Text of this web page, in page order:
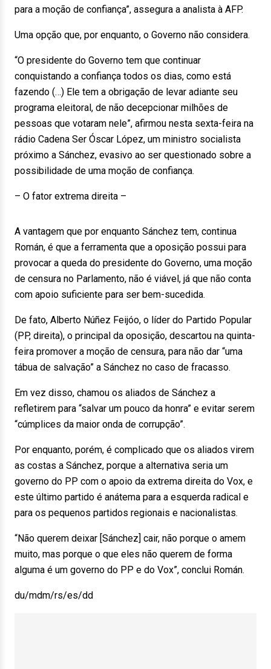
para a moção de confiança”, assegura a analista à AFP.
Uma opção que, por enquanto, o Governo não considera.
“O presidente do Governo tem que continuar
conquistando a confiança todos os dias, como está
fazendo (…) Ele tem a obrigação de levar adiante seu
programa eleitoral, de não decepcionar milhões de
pessoas que votaram nele”, afirmou nesta sexta-feira na
rádio Cadena Ser Óscar López, um ministro socialista
próximo a Sánchez, evasivo ao ser questionado sobre a
possibilidade de uma moção de confiança.
– O fator extrema direita –
A vantagem que por enquanto Sánchez tem, continua
Román, é que a ferramenta que a oposição possui para
provocar a queda do presidente do Governo, uma moção
de censura no Parlamento, não é viável, já que não conta
com apoio suficiente para ser bem-sucedida.
De fato, Alberto Núñez Feijóo, o líder do Partido Popular
(PP, direita), o principal da oposição, descartou na quinta-
feira promover a moção de censura, para não dar “uma
tábua de salvação” a Sánchez no caso de fracasso.
Em vez disso, chamou os aliados de Sánchez a
refletirem para “salvar um pouco da honra” e evitar serem
“cúmplices da maior onda de corrupção”.
Por enquanto, porém, é complicado que os aliados virem
as costas a Sánchez, porque a alternativa seria um
governo do PP com o apoio da extrema direita do Vox, e
este último partido é anátema para a esquerda radical e
para os pequenos partidos regionais e nacionalistas.
“Não querem deixar [Sánchez] cair, não porque o amem
muito, mas porque o que eles não querem de forma
alguma é um governo do PP e do Vox”, conclui Román.
du/mdm/rs/es/dd